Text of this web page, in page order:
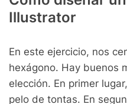
Illustrator
En este ejercicio, nos
hexágono. Hay buenos
elección. En primer
pelo de tontas. En